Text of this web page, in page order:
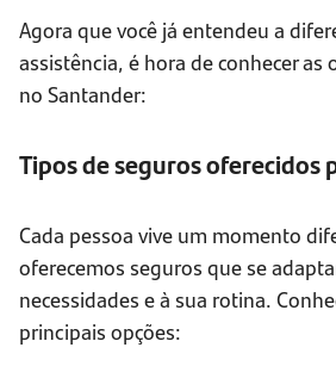
Agora que você já entendeu a
assistência, é hora de conhecer as
no Santander:
Tipos de seguros oferecidos
Cada pessoa vive um momento
oferecemos seguros que se
necessidades e à sua rotina.
principais opções: